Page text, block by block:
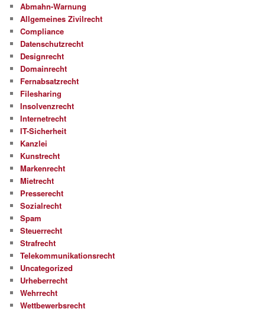
Abmahn-Warnung
Allgemeines Zivilrecht
Compliance
Datenschutzrecht
Designrecht
Domainrecht
Fernabsatzrecht
Filesharing
Insolvenzrecht
Internetrecht
IT-Sicherheit
Kanzlei
Kunstrecht
Markenrecht
Mietrecht
Presserecht
Sozialrecht
Spam
Steuerrecht
Strafrecht
Telekommunikationsrecht
Uncategorized
Urheberrecht
Wehrrecht
Wettbewerbsrecht